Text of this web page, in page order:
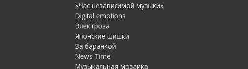
«Час независимой музыки»
Digital emotions
Электроза
Японскиe шишки
За баранкой
News Time
Музыкальная мозаика